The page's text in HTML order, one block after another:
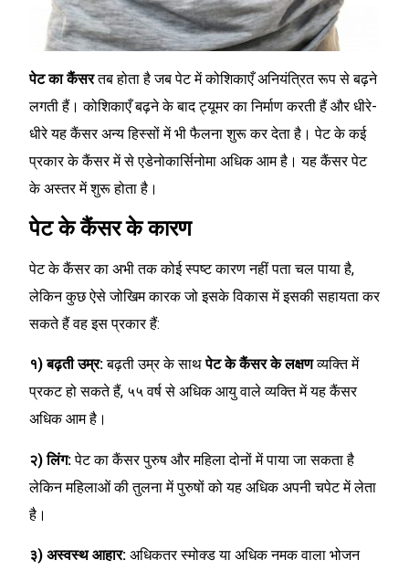
पेट का कैंसरतब होता है जब पेट में कोशिकाएँ अनियंत्रित रूप से बढ़ने
लगती हैं। कोशिकाएँ बढ़ने के बाद ट्यूमर का निर्माण करती हैं और धीरे-
धीरे यह कैंसर अन्य हिस्सों में भी फैलना शुरू कर देता है। पेट के कई
प्रकार के कैंसर में से एडेनोकार्सिनोमा अधिक आम है। यह कैंसर पेट
के अस्तर में शुरू होता है।
पेट के कैंसर के कारण
पेट के कैंसर का अभी तक कोई स्पष्ट कारण नहीं पता चल पाया है,
लेकिन कुछ ऐसे जोखिम कारक जो इसके विकास में इसकी सहायता कर
सकते हैं वह इस प्रकार हैं:
१) बढ़ती उम्र:बढ़ती उम्र के साथपेट के कैंसर के लक्षणव्यक्ति में
प्रकट हो सकते हैं, ५५ वर्ष से अधिक आयु वाले व्यक्ति में यह कैंसर
अधिक आम है।
२) लिंग:पेट का कैंसर पुरुष और महिला दोनों में पाया जा सकता है
लेकिन महिलाओं की तुलना में पुरुषों को यह अधिक अपनी चपेट में लेता
है।
३) अस्वस्थ आहार: अधिकतर स्मोक्ड या अधिक नमक वाला भोजन